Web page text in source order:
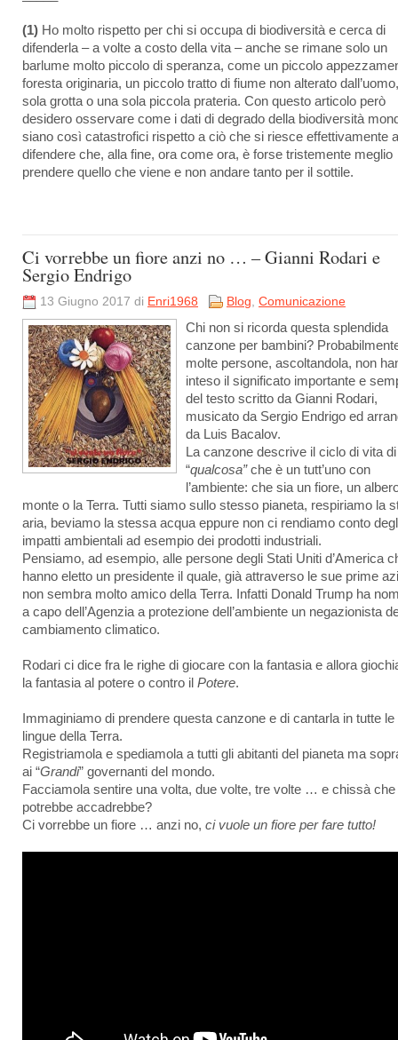
(1) Ho molto rispetto per chi si occupa di biodiversità e cerca di
difenderla – a volte a costo della vita – anche se rimane solo un
barlume molto piccolo di speranza, come un piccolo
foresta originaria, un piccolo tratto di fiume non alterato
sola grotta o una sola piccola prateria. Con questo articolo però
desidero osservare come i dati di degrado della biodiversità
siano così catastrofici rispetto a ciò che si riesce effettivamente a
difendere che, alla fine, ora come ora, è forse tristemente meglio
prendere quello che viene e non andare tanto per il sottile.
Ci vorrebbe un fiore anzi no … – Gianni Rodari e
Sergio Endrigo
13 Giugno 2017 di Enri1968 Blog, Comunicazione
Chi non si ricorda questa splendida
canzone per bambini?
molte persone, ascoltandola, non
inteso il significato importante e
del testo scritto da Gianni Rodari,
musicato da Sergio Endrigo ed
da Luis Bacalov.
La canzone descrive il ciclo di vita
“qualcosa”che è un tutt’uno con
l’ambiente: che sia un fiore, un
monte o la Terra. Tutti siamo sullo stesso pianeta, respiriamo la
aria, beviamo la stessa acqua eppure non ci rendiamo conto
impatti ambientali ad esempio dei prodotti industriali.
Pensiamo, ad esempio, alle persone degli Stati Uniti d’America
hanno eletto un presidente il quale, già attraverso le sue prime
non sembra molto amico della Terra. Infatti Donald Trump ha
a capo dell’Agenzia a protezione dell’ambiente un negazionista
cambiamento climatico.
Rodari ci dice fra le righe di giocare con la fantasia e allora
la fantasia al potere o contro il Potere.
Immaginiamo di prendere questa canzone e di cantarla in tutte le
lingue della Terra.
Registriamola e spediamola a tutti gli abitanti del pianeta ma
ai “Grandi” governanti del mondo.
Facciamola sentire una volta, due volte, tre volte … e chissà che
potrebbe accadrebbe?
Ci vorrebbe un fiore … anzi no, ci vuole un fiore per fare tutto!